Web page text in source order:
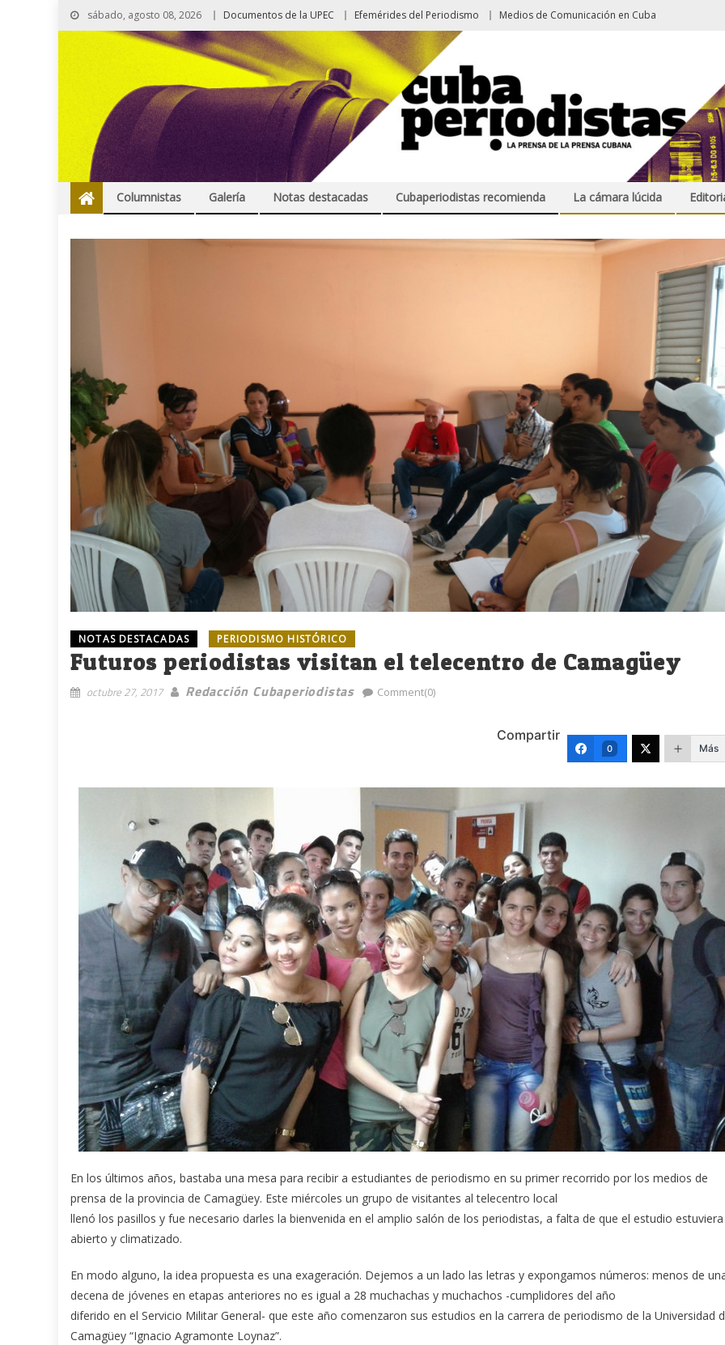
sábado, agosto 08, 2026 Documentos de la UPEC Efemérides del Periodismo Medios de Comunicación en Cuba
Columnistas Galería Notas destacadas Cubaperiodistas recomienda La cámara lúcida
NOTAS DESTACADAS PERIODISMO HISTÓRICO
Futuros periodistas visitan el telecentro de Camagüey
octubre 27, 2017 Redacción Cubaperiodistas Comment(0)
Compartir
0 Más
En los últimos años, bastaba una mesa para recibir a estudiantes de periodismo en su primer recorrido por los medios de
prensa de la provincia de Camagüey. Este miércoles un grupo de visitantes al telecentro local
llenó los pasillos y fue necesario darles la bienvenida en el amplio salón de los periodistas, a falta de que el estudio estuviera
abierto y climatizado.
En modo alguno, la idea propuesta es una exageración. Dejemos a un lado las letras y expongamos números: menos de
decena de jóvenes en etapas anteriores no es igual a 28 muchachas y muchachos -cumplidores del año
diferido en el Servicio Militar General- que este año comenzaron sus estudios en la carrera de periodismo de la Universidad
Camagüey “Ignacio Agramonte Loynaz”.